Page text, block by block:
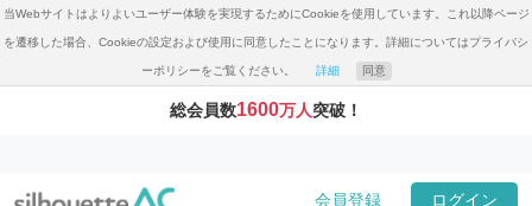
当Webサイトはよりよいユーザー体験を実現するためにCookieを使用しています。これ以降ページ
を遷移した場合、Cookieの設定および使用に同意したことになります。詳細についてはプライバシ
ーポリシーをご覧ください。 詳細 同意
総会員数1600万人突破！
会員登録 ログイン